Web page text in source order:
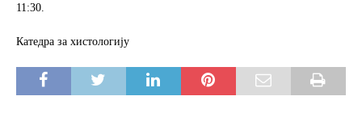
11:30.
Катедра за хистологију